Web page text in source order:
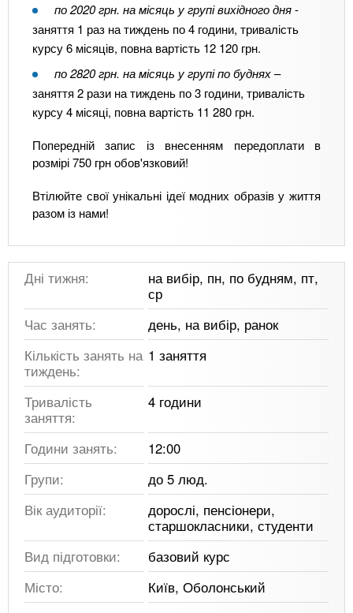
по 2020 грн. на місяць у групі вихідного дня-
заняття 1 раз на тиждень по 4 години, тривалість
курсу 6 місяців, повна вартість 12 120 грн.
по2820 грн. на місяць у групі по буднях–
заняття 2 рази на тиждень по 3 години, тривалість
курсу 4 місяці, повна вартість 11 280 грн.
Попередній запис із внесенням передоплати в
розмірі 750 грн обов'язковий!
Втілюйте свої унікальні ідеї модних образів у життя
разом із нами!
Дні тижня:
на вибір, пн, по будням, пт,
ср
Час занять:
день, на вибір, ранок
Кількість занять на
тиждень:
1 заняття
Тривалість
заняття:
4 години
Години занять:
12:00
Групи:
до 5 люд.
Вік аудиторії:
дорослі, пенсіонери,
старшокласники, студенти
Вид підготовки:
базовий курс
Місто:
Київ, Оболонський